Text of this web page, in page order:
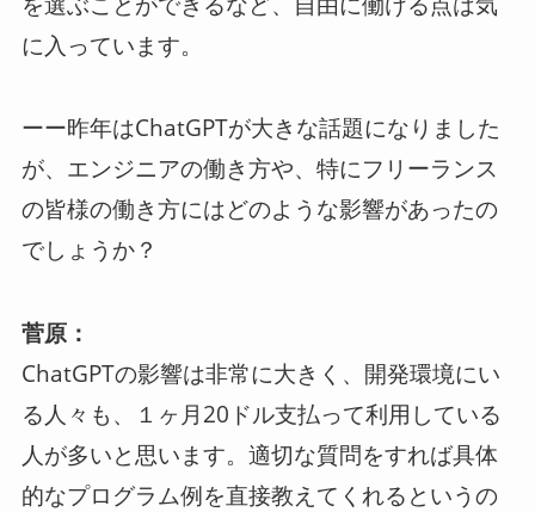
に入っています。
ーー昨年はChatGPTが大きな話題になりました
が、エンジニアの働き方や、特にフリーランス
の皆様の働き方にはどのような影響があったの
でしょうか？
菅原：
ChatGPTの影響は非常に大きく、開発環境にい
る人々も、１ヶ月20ドル支払って利用している
人が多いと思います。適切な質問をすれば具体
的なプログラム例を直接教えてくれるというの